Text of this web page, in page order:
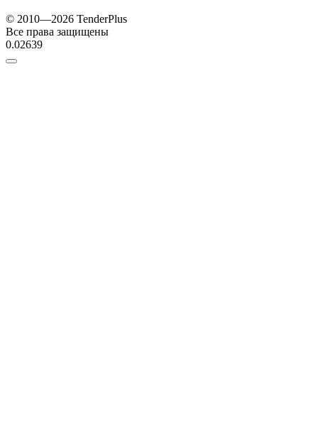
© 2010—2026 TenderPlus
Все права защищены
0.02639